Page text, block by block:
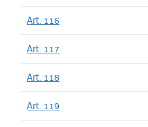
Art. 116
Art. 117
Art. 118
Art. 119